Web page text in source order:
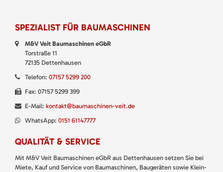
SPEZIALIST FÜR BAUMASCHINEN
M&V Veit Baumaschinen eGbR
Torstraße 11
72135 Dettenhausen
Telefon: 07157 5299 200
Fax: 07157 5299 399
E-Mail: kontakt@baumaschinen-veit.de
WhatsApp: 0151 61147777
QUALITÄT & SERVICE
Mit M&V Veit Baumaschinen eGbR aus Dettenhausen setzen Sie bei
Miete, Kauf und Service von Baumaschinen, Baugeräten sowie Klein-